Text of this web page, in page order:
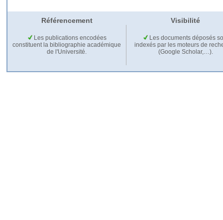
Référencement Visibilité
Les publications encodées
constituent la bibliographie académique
de l'Université.
Les documents déposés
indexés par les moteurs de
(Google Scholar,…).